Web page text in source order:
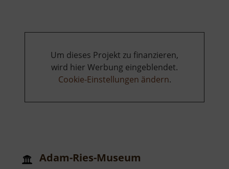
Um dieses Projekt zu finanzieren,
wird hier Werbung eingeblendet.
Cookie-Einstellungen ändern.
Adam-Ries-Museum